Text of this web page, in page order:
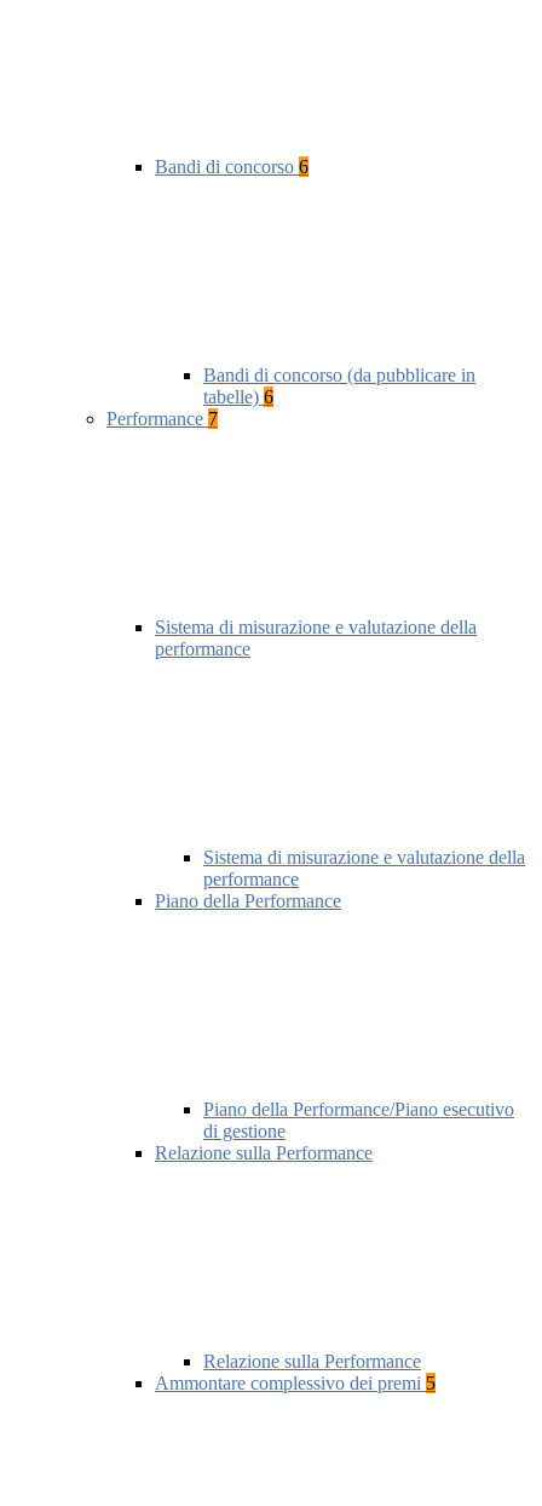
Bandi di concorso 6
Bandi di concorso (da pubblicare in
tabelle) 6
Performance 7
Sistema di misurazione e valutazione della
performance
Sistema di misurazione e valutazione della
performance
Piano della Performance
Piano della Performance/Piano esecutivo
di gestione
Relazione sulla Performance
Relazione sulla Performance
Ammontare complessivo dei premi 5